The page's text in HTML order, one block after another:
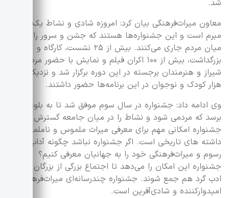
شد.
معاون میراث‌فرهنگی بیان کرد: امروزه شادی و نشاط یک نیاز
مبرم است و این جشنواره‌ها هستند که جشن و سرور را در
میان مردم جاری می‌کنند.‌ بیش از ۲۵ نشست، کارگاه و
بزرگداشت، بیش از ۱۰۰ اکران‌ فیلم و نمایش با حضور مردم
هزار کودک و نوجوان در این برنامه‌ها حضور داشتند.
وی ادامه داد: جشنواره در سال سوم‌ موفق شد تا به بلوغی
برسد که مردمی شود و نشاط را در میان جامعه گسترش دهد.
جشنواره امکانی‌ مهم برای معرفی میراث ملموس و ناملموس و
داشته های تاریخی است. اگر جشنواره نباشد چگونه آداب و
رسوم و میراث‌فرهنگی خود را به جهانیان معرفی کنیم؟
جشنواره این امکان را می‌دهد تا اجتماع بزرگی از بزرگان هنر و
ادب گرد هم‌ جمع شوند. جشنواره چندرسانه‌ای میراث‌فرهنگی
امیدوارکننده و شادی‌آفرین است.